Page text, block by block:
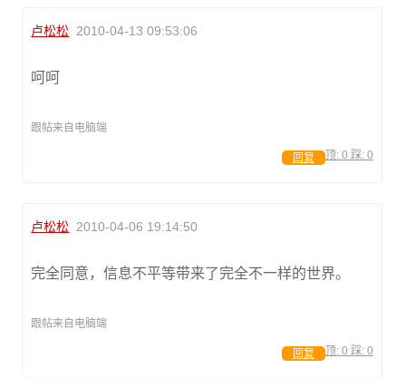
卢松松 2010-04-13 09:53:06
呵呵
跟帖来自电脑端
顶: 0 踩: 0
回复
卢松松 2010-04-06 19:14:50
完全同意，信息不平等带来了完全不一样的世界。
跟帖来自电脑端
顶: 0 踩: 0
回复